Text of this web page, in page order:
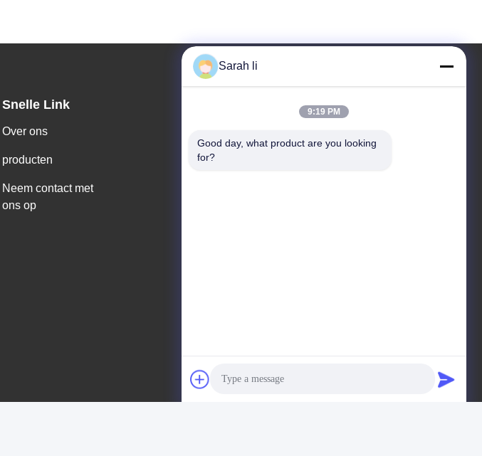
Snelle Link
Over ons
producten
Neem contact met
ons op
Guangdong Shenzhen Baoan 1e en 2e verdieping,
Sarah li
9:19 PM
Good day, what product are you looking
for?